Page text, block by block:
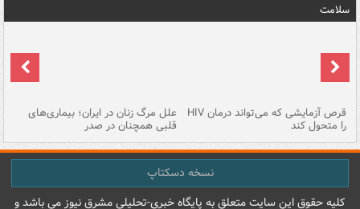
سلامت
قرص آزمایشی که می‌تواند درمان HIV
را متحول کند
علل مرگ زنان در ایران؛ بیماری‌های
قلبی همچنان در صدر
نسخه دسکتاپ
کليه حقوق اين سايت متعلق به پایگاه خبري-تحليلي مشرق نيوز می باشد و